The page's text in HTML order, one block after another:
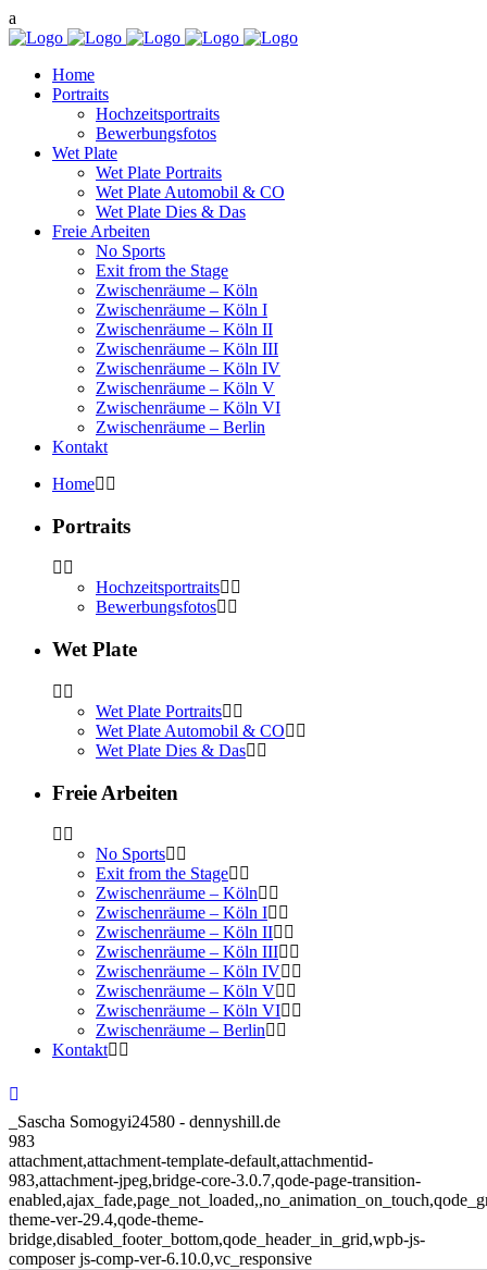
Home
Portraits
Hochzeitsportraits
Bewerbungsfotos
Wet Plate
Wet Plate Portraits
Wet Plate Automobil & CO
Wet Plate Dies & Das
Freie Arbeiten
No Sports
Exit from the Stage
Zwischenräume – Köln
Zwischenräume – Köln I
Zwischenräume – Köln II
Zwischenräume – Köln III
Zwischenräume – Köln IV
Zwischenräume – Köln V
Zwischenräume – Köln VI
Zwischenräume – Berlin
Kontakt
Home
Portraits
Hochzeitsportraits
Bewerbungsfotos
Wet Plate
Wet Plate Portraits
Wet Plate Automobil & CO
Wet Plate Dies & Das
Freie Arbeiten
No Sports
Exit from the Stage
Zwischenräume – Köln
Zwischenräume – Köln I
Zwischenräume – Köln II
Zwischenräume – Köln III
Zwischenräume – Köln IV
Zwischenräume – Köln V
Zwischenräume – Köln VI
Zwischenräume – Berlin
Kontakt
_Sascha Somogyi24580 - dennyshill.de
983
attachment,attachment-template-default,attachmentid-
983,attachment-jpeg,bridge-core-3.0.7,qode-page-transition-
theme-ver-29.4,qode-theme-
bridge,disabled_footer_bottom,qode_header_in_grid,wpb-js-
composer js-comp-ver-6.10.0,vc_responsive